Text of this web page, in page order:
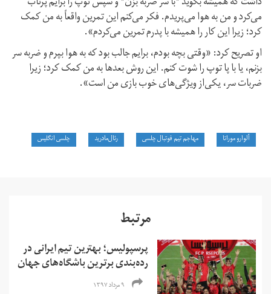
می‌کرد و من به هوا می‌پریدم. فکر می‌کنم این تمرین واقعاً به من کمک
کرد؛ زیرا این کار را همیشه با پدرم تمرین می‌کردم».
او تصریح کرد: «وقتی بچه بودم، برایم جالب بود که به هوا بپرم و ضربه سر
بزنم، یا با پا توپ را شوت کنم. این روش بعدها به من کمک کرد؛ زیرا
ضربات سر، یکی‌از ویژگی‌های خوب بازی من است».
آلوارو موراتا مهاجم تیم فوتبال چلسی رئال‌مادرید چلسی انگلیس
مرتبط
پرسپولیس؛ بهترین تیم ایرانی در
رده‌بندی برترین باشگاه‌های جهان
۹ مرداد ۱۳۹۷